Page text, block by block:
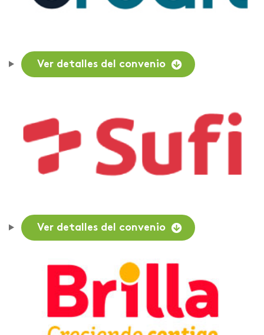
Ver detalles del convenio
Ver detalles del convenio